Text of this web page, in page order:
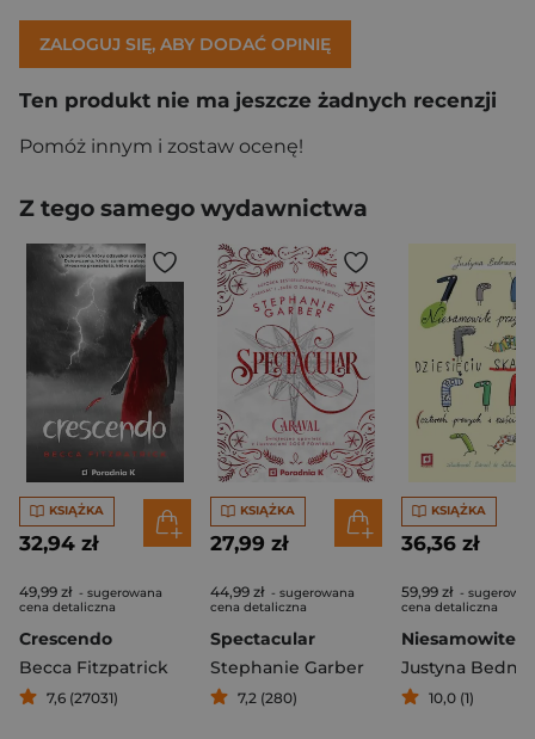
ZALOGUJ SIĘ, ABY DODAĆ OPINIĘ
Ten produkt nie ma jeszcze żadnych recenzji
Pomóż innym i zostaw ocenę!
Z tego samego wydawnictwa
KSIĄŻKA
32,94 zł
49,99 zł - sugerowana
cena detaliczna
Crescendo
Becca Fitzpatrick
7,6 (27031)
KSIĄŻKA
27,99 zł
44,99 zł - sugerowana
cena detaliczna
Spectacular
Stephanie Garber
7,2 (280)
KSIĄŻKA
36,36 zł
59,99 zł -
cena detaliczna
Justyna
10,0 (1)